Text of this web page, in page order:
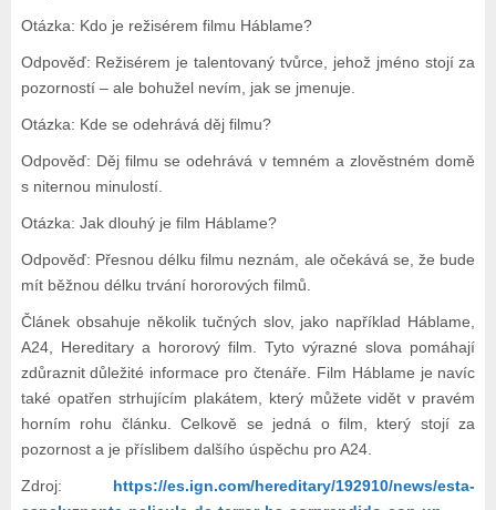
Otázka: Kdo je režisérem filmu Háblame?
Odpověď: Režisérem je talentovaný tvůrce, jehož jméno stojí za
pozorností – ale bohužel nevím, jak se jmenuje.
Otázka: Kde se odehrává děj filmu?
Odpověď: Děj filmu se odehrává v temném a zlověstném domě
s niternou minulostí.
Otázka: Jak dlouhý je film Háblame?
Odpověď: Přesnou délku filmu neznám, ale očekává se, že bude
mít běžnou délku trvání hororových filmů.
Článek obsahuje několik tučných slov, jako například Háblame,
A24, Hereditary a hororový film. Tyto výrazné slova pomáhají
zdůraznit důležité informace pro čtenáře. Film Háblame je navíc
také opatřen strhujícím plakátem, který můžete vidět v pravém
horním rohu článku. Celkově se jedná o film, který stojí za
pozornost a je příslibem dalšího úspěchu pro A24.
Zdroj: https://es.ign.com/hereditary/192910/news/esta-